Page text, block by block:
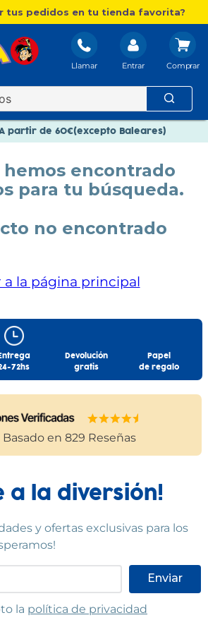
tus pedidos en tu tienda favorita?
Llamar Entrar
partir de 60€(excepto Baleares)
catálogo Aire Libre
Paga en 3 plazos sin intereses
hemos encontrado
para tu búsqueda.
a la página principal
72hs
Devolución
gratis
Papel
de regalo
Basado en 829 Reseñas
a la diversión!
y ofertas exclusivas para los
Enviar
condiciones
la política de privacidad